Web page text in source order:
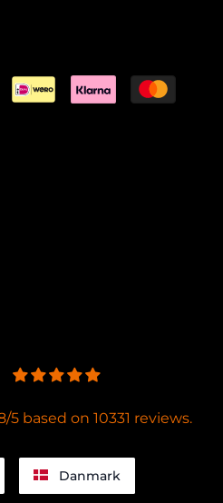
based on 10331 reviews.
Danmark